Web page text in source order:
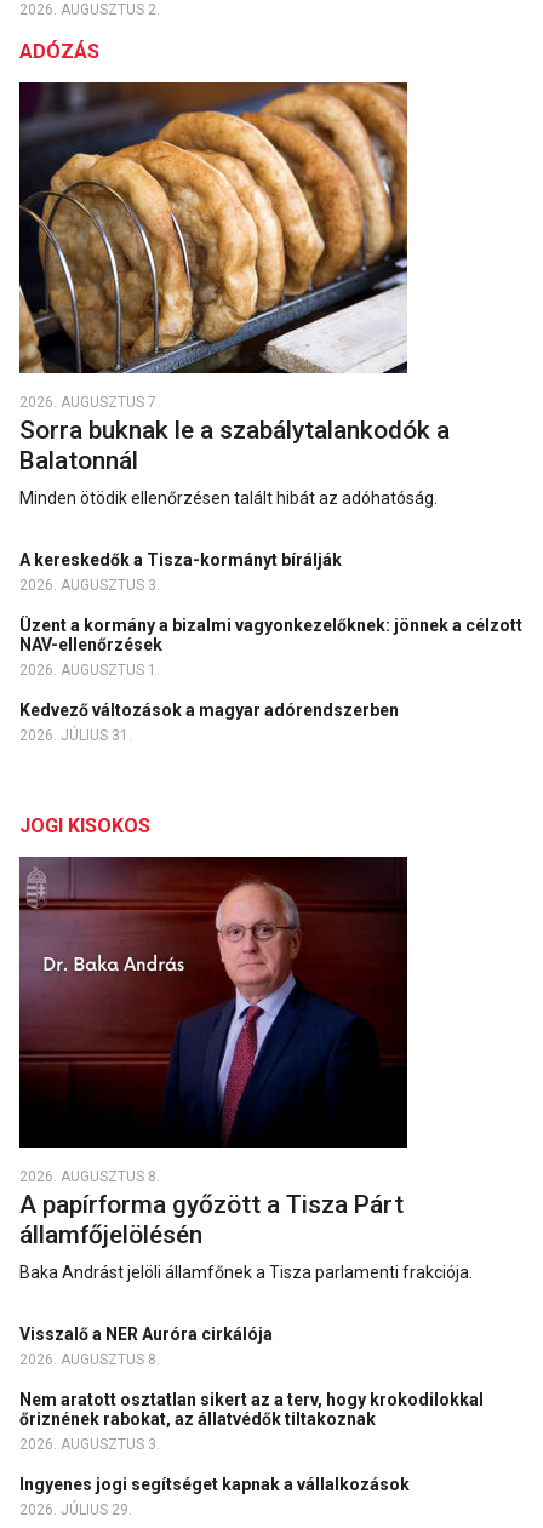
2026. AUGUSZTUS 2.
ADÓZÁS
2026. AUGUSZTUS 7.
Sorra buknak le a szabálytalankodók a
Balatonnál
Minden ötödik ellenőrzésen talált hibát az adóhatóság.
A kereskedők a Tisza-kormányt bírálják
2026. AUGUSZTUS 3.
Üzent a kormány a bizalmi vagyonkezelőknek: jönnek a célzott
NAV-ellenőrzések
2026. AUGUSZTUS 1.
Kedvező változások a magyar adórendszerben
2026. JÚLIUS 31.
JOGI KISOKOS
2026. AUGUSZTUS 8.
A papírforma győzött a Tisza Párt
államfőjelölésén
Baka Andrást jelöli államfőnek a Tisza parlamenti frakciója.
Visszalő a NER Auróra cirkálója
2026. AUGUSZTUS 8.
Nem aratott osztatlan sikert az a terv, hogy krokodilokkal
őriznének rabokat, az állatvédők tiltakoznak
2026. AUGUSZTUS 3.
Ingyenes jogi segítséget kapnak a vállalkozások
2026. JÚLIUS 29.